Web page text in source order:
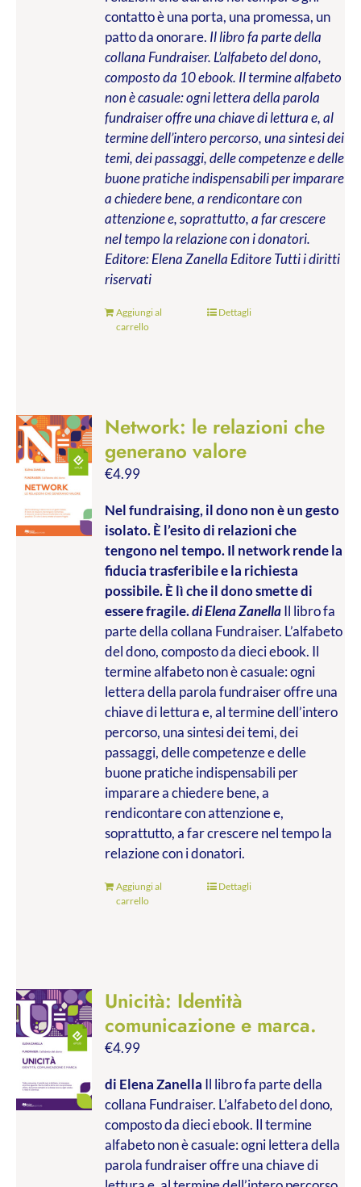
contatto è una porta, una promessa, un
patto da onorare. Il libro fa parte della
collana Fundraiser. L’alfabeto del dono,
composto da 10 ebook. Il termine alfabeto
non è casuale: ogni lettera della parola
fundraiser offre una chiave di lettura e, al
termine dell’intero percorso, una sintesi dei
temi, dei passaggi, delle competenze e delle
buone pratiche indispensabili per imparare
a chiedere bene, a rendicontare con
attenzione e, soprattutto, a far crescere
nel tempo la relazione con i donatori.
Editore: Elena Zanella EditoreTutti i diritti
riservati
Aggiungi al
carrello
Dettagli
Network: le relazioni che
generano valore
€4.99
Nel fundraising, il dono non è un gesto
isolato. È l’esito di relazioni che
tengono nel tempo. Il network rende la
fiducia trasferibile e la richiesta
possibile. È lì che il dono smette di
essere fragile.di Elena ZanellaIl libro fa
parte della collana Fundraiser. L’alfabeto
del dono, composto da dieci ebook. Il
termine alfabeto non è casuale: ogni
lettera della parola fundraiser offre una
chiave di lettura e, al termine dell’intero
percorso, una sintesi dei temi, dei
passaggi, delle competenze e delle
buone pratiche indispensabili per
imparare a chiedere bene, a
rendicontare con attenzione e,
soprattutto, a far crescere nel tempo la
relazione con i donatori.
Aggiungi al
carrello
Dettagli
Unicità: Identità
comunicazione e marca.
€4.99
di Elena Zanella Il libro fa parte della
collana Fundraiser. L’alfabeto del dono,
composto da dieci ebook. Il termine
alfabeto non è casuale: ogni lettera della
parola fundraiser offre una chiave di